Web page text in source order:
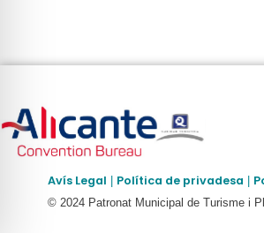
Avís Legal Política de privadesa
© 2024 Patronat Municipal de Turisme i